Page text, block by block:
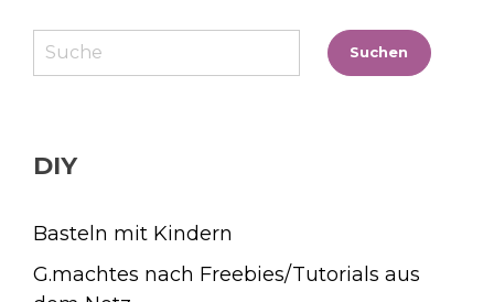
Suchen Suchen
DIY
Basteln mit Kindern
G.machtes nach Freebies/Tutorials aus